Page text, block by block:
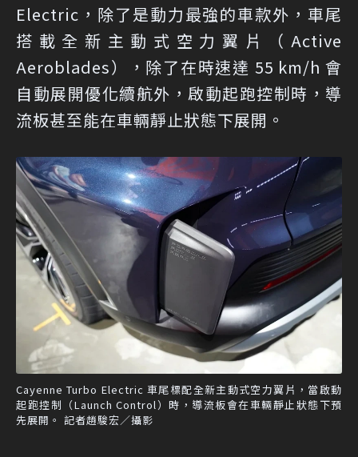
Electric，除了是動力最強的車款外，車尾
搭載全新主動式空力翼片（Active
Aeroblades），除了在時速達 55 km/h 會
自動展開優化續航外，啟動起跑控制時，導
流板甚至能在車輛靜止狀態下展開。
Cayenne Turbo Electric 車尾標配全新主動式空力翼片，當啟動
起跑控制（Launch Control）時，導流板會在車輛靜止狀態下預
先展開。 記者趙駿宏／攝影